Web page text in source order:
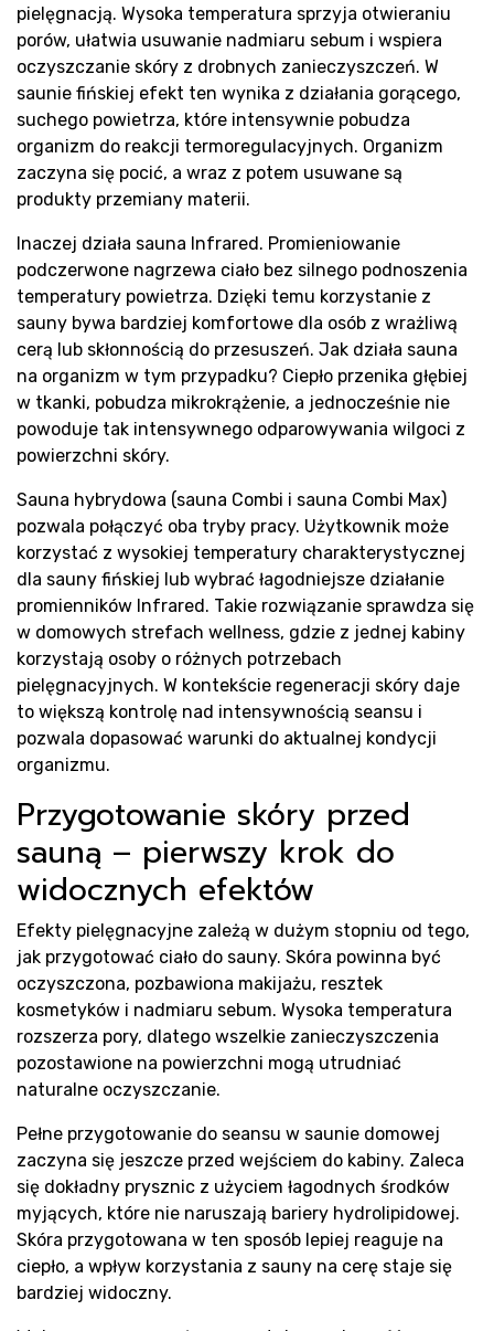
pielęgnacją. Wysoka temperatura sprzyja otwieraniu
porów, ułatwia usuwanie nadmiaru sebum i wspiera
oczyszczanie skóry z drobnych zanieczyszczeń. W
saunie fińskiej efekt ten wynika z działania gorącego,
suchego powietrza, które intensywnie pobudza
organizm do reakcji termoregulacyjnych. Organizm
zaczyna się pocić, a wraz z potem usuwane są
produkty przemiany materii.
Inaczej działa sauna Infrared. Promieniowanie
podczerwone nagrzewa ciało bez silnego podnoszenia
temperatury powietrza. Dzięki temu korzystanie z
sauny bywa bardziej komfortowe dla osób z wrażliwą
cerą lub skłonnością do przesuszeń. Jak działa sauna
na organizm w tym przypadku? Ciepło przenika głębiej
w tkanki, pobudza mikrokrążenie, a jednocześnie nie
powoduje tak intensywnego odparowywania wilgoci z
powierzchni skóry.
Sauna hybrydowa (sauna Combi i sauna Combi Max)
pozwala połączyć oba tryby pracy. Użytkownik może
korzystać z wysokiej temperatury charakterystycznej
dla sauny fińskiej lub wybrać łagodniejsze działanie
promienników Infrared. Takie rozwiązanie sprawdza się
w domowych strefach wellness, gdzie z jednej kabiny
korzystają osoby o różnych potrzebach
pielęgnacyjnych. W kontekście regeneracji skóry daje
to większą kontrolę nad intensywnością seansu i
pozwala dopasować warunki do aktualnej kondycji
organizmu.
Przygotowanie skóry przed
sauną – pierwszy krok do
widocznych efektów
Efekty pielęgnacyjne zależą w dużym stopniu od tego,
jak przygotować ciało do sauny. Skóra powinna być
oczyszczona, pozbawiona makijażu, resztek
kosmetyków i nadmiaru sebum. Wysoka temperatura
rozszerza pory, dlatego wszelkie zanieczyszczenia
pozostawione na powierzchni mogą utrudniać
naturalne oczyszczanie.
Pełne przygotowanie do seansu w saunie domowej
zaczyna się jeszcze przed wejściem do kabiny. Zaleca
się dokładny prysznic z użyciem łagodnych środków
myjących, które nie naruszają bariery hydrolipidowej.
Skóra przygotowana w ten sposób lepiej reaguje na
ciepło, a wpływ korzystania z sauny na cerę staje się
bardziej widoczny.